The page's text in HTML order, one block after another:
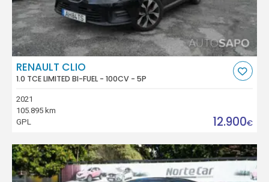
RENAULT CLIO
1.0 TCE LIMITED BI-FUEL - 100CV - 5P
2021
105.895 km
GPL
12.900€